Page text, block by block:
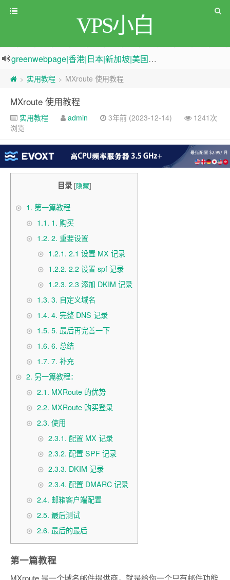
VPS小白
greenwebpage|香港|日本|新加坡|美国等多地vps测评|移动直连|1Gbps带宽|年付€29
原来频道被人恶意举报
新电报频道
> 实用教程 > MXroute 使用教程
MXroute 使用教程
实用教程 admin 3年前 (2023-12-14)
1241次
浏览
目录 [隐藏]
1. 第一篇教程
1.1. 1. 购买
1.2. 2. 重要设置
1.2.1. 2.1 设置 MX 记录
1.2.2. 2.2 设置 spf 记录
1.2.3. 2.3 添加 DKIM 记录
1.3. 3. 自定义域名
1.4. 4. 完整 DNS 记录
1.5. 5. 最后再完善一下
1.6. 6. 总结
1.7. 7. 补充
2. 另一篇教程：
2.1. MXRoute 的优势
2.2. MXRoute 购买登录
2.3. 使用
2.3.1. 配置 MX 记录
2.3.2. 配置 SPF 记录
2.3.3. DKIM 记录
2.3.4. 配置 DMARC 记录
2.4. 邮箱客户端配置
2.5. 最后测试
2.6. 最后的最后
第一篇教程
MXroute 是一个域名邮件提供商，就是给你一个只有邮件功能